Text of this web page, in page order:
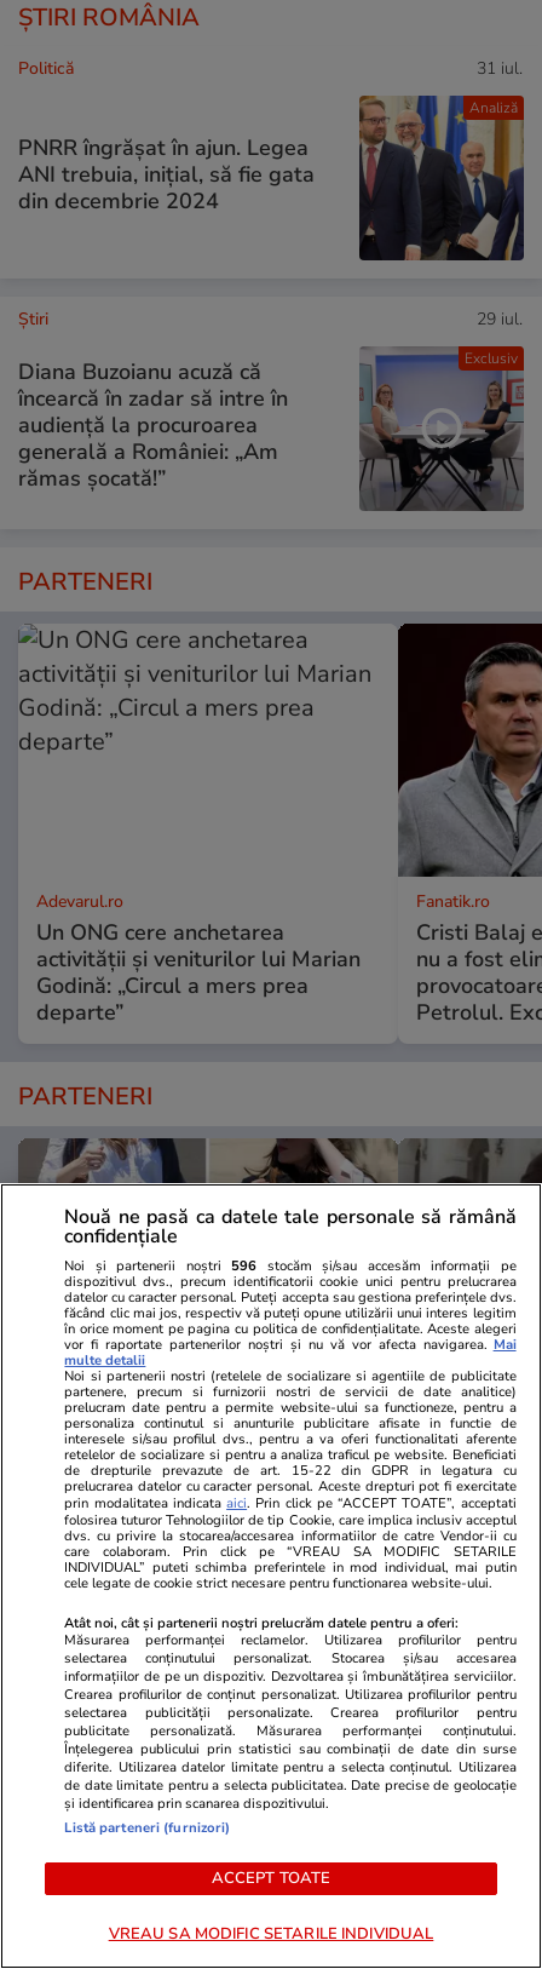
ȘTIRI ROMÂNIA
Analiză
Politică 31 iul.
PNRR îngrășat în ajun. Legea
ANI trebuia, inițial, să fie gata
din decembrie 2024
Exclusiv
Ştiri 29 iul.
Diana Buzoianu acuză că
încearcă în zadar să intre în
audiență la procuroarea
generală a României: „Am
rămas șocată!”
PARTENERI
Adevarul.ro
Un ONG cere anchetarea
activității și veniturilor lui Marian
Godină: „Circul a mers prea
departe”
Fanatik.ro
Cristi Balaj
nu a fost
Petrolul.
PARTENERI
Elle.ro
A ținut secret faptul că este
însărcinată însă imaginile au ajuns
pe internet! Vedeta a fost
surprinsă pe stradă, iar burtica de
gravidă dovedește că va deveni în
curând mamă
Unica.ro
Mirabela
flancată de
aflat
de Apel
MONDEN
Stiri Mondene 17:00
Obiceiul simplu care o ajută pe
Maria Buză să se mențină în
formă la 57 de ani. „Stomacul
este al doilea creier al nostru”
Nouă ne pasă ca datele tale personale să rămână
confidențiale
Noi și partenerii noștri 596 stocăm și/sau accesăm informații pe
dispozitivul dvs., precum identificatorii cookie unici pentru prelucrarea
datelor cu caracter personal. Puteți accepta sau gestiona preferințele dvs.
făcând clic mai jos, respectiv vă puteți opune utilizării unui interes legitim
în orice moment pe pagina cu politica de confidențialitate. Aceste alegeri
vor fi raportate partenerilor noștri și nu vă vor afecta navigarea. Mai
multe detalii
Noi si partenerii nostri (retelele de socializare si agentiile de publicitate
partenere, precum si furnizorii nostri de servicii de date analitice)
prelucram date pentru a permite website-ului sa functioneze, pentru a
personaliza continutul si anunturile publicitare afisate in functie de
interesele si/sau profilul dvs., pentru a va oferi functionalitati aferente
retelelor de socializare si pentru a analiza traficul pe website. Beneficiati
de drepturile prevazute de art. 15-22 din GDPR in legatura cu
prelucrarea datelor cu caracter personal. Aceste drepturi pot fi exercitate
prin modalitatea indicataaici. Prin click pe “ACCEPT TOATE”, acceptati
folosirea tuturor Tehnologiilor de tip Cookie, care implica inclusiv acceptul
dvs. cu privire la stocarea/accesarea informatiilor de catre Vendor-ii cu
care colaboram. Prin click pe “VREAU SA MODIFIC SETARILE
INDIVIDUAL” puteti schimba preferintele in mod individual, mai putin
cele legate de cookie strict necesare pentru functionarea website-ului.
Atât noi, cât și partenerii noștri prelucrăm datele pentru a oferi:
Măsurarea performanței reclamelor. Utilizarea profilurilor pentru
selectarea conținutului personalizat. Stocarea și/sau accesarea
informațiilor de pe un dispozitiv. Dezvoltarea și îmbunătățirea serviciilor.
Crearea profilurilor de conținut personalizat. Utilizarea profilurilor pentru
selectarea publicității personalizate. Crearea profilurilor pentru
publicitate personalizată. Măsurarea performanței conținutului.
Înțelegerea publicului prin statistici sau combinații de date din surse
diferite. Utilizarea datelor limitate pentru a selecta conținutul. Utilizarea
de date limitate pentru a selecta publicitatea. Date precise de geolocație
și identificarea prin scanarea dispozitivului.
Listă parteneri (furnizori)
ACCEPT TOATE
VREAU SA MODIFIC SETARILE INDIVIDUAL